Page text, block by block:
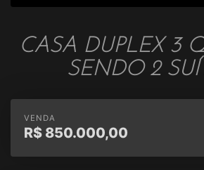
CASA DUPLEX 3
SENDO 2
VENDA
R$ 850.000,00